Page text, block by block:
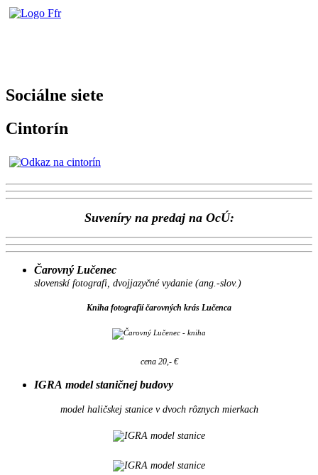
Sociálne siete
Cintorín
Suveníry na predaj na OcÚ:
Čarovný Lučenec
slovenskí fotografi, dvojjazyčné vydanie (ang.-slov.)
Kniha fotografií čarovných krás Lučenca
cena 20,- €
IGRA model staničnej budovy
model haličskej stanice v dvoch rôznych mierkach